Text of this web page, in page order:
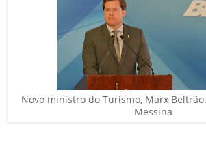
Novo ministro do Turismo, Marx
Messina